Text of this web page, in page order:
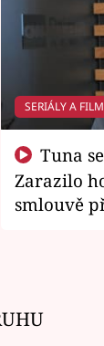
SERIÁLY A
Zarazilo
smlouvě